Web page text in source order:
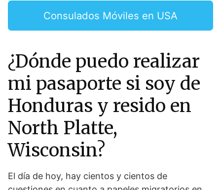
Consulados Móviles en USA
¿Dónde puedo realizar
mi pasaporte si soy de
Honduras y resido en
North Platte,
Wisconsin?
El día de hoy, hay cientos y cientos de